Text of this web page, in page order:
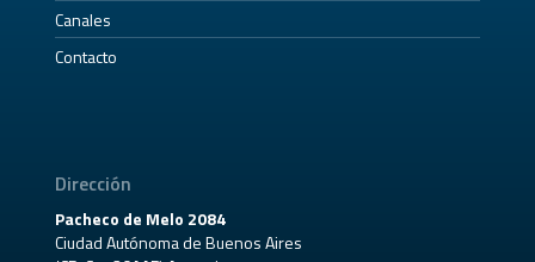
Canales
Contacto
Dirección
Pacheco de Melo 2084
Ciudad Autónoma de Buenos Aires